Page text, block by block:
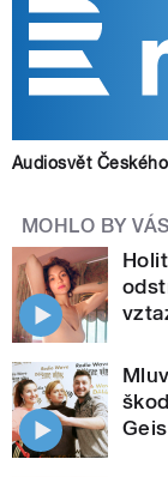
Audiosvět
MOHLO BY